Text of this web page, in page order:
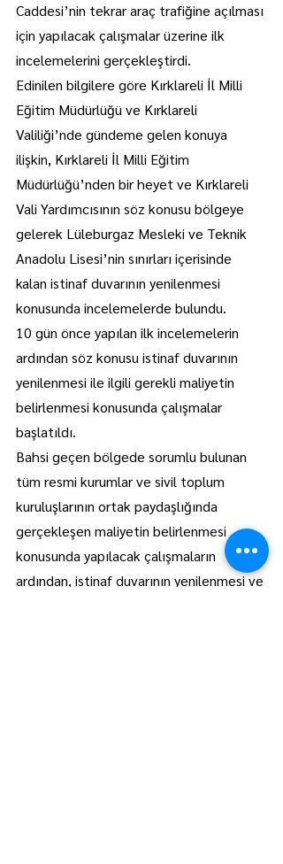
Caddesi’nin tekrar araç trafiğine açılması
için yapılacak çalışmalar üzerine ilk
incelemelerini gerçekleştirdi.
Edinilen bilgilere göre Kırklareli İl Milli
Eğitim Müdürlüğü ve Kırklareli
Valiliği’nde gündeme gelen konuya
ilişkin, Kırklareli İl Milli Eğitim
Müdürlüğü’nden bir heyet ve Kırklareli
Vali Yardımcısının söz konusu bölgeye
gelerek Lüleburgaz Mesleki ve Teknik
Anadolu Lisesi’nin sınırları içerisinde
kalan istinaf duvarının yenilenmesi
konusunda incelemelerde bulundu.
10 gün önce yapılan ilk incelemelerin
ardından söz konusu istinaf duvarının
yenilenmesi ile ilgili gerekli maliyetin
belirlenmesi konusunda çalışmalar
başlatıldı.
Bahsi geçen bölgede sorumlu bulunan
tüm resmi kurumlar ve sivil toplum
kuruluşlarının ortak paydaşlığında
gerçekleşen maliyetin belirlenmesi
konusunda yapılacak çalışmaların
ardından, istinaf duvarının yenilenmesi ve